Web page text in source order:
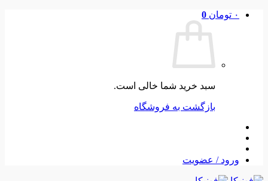
Skip
۰ تومان 0
سبد خرید شما خالی است.
بازگشت به فروشگاه
ورود / عضویت